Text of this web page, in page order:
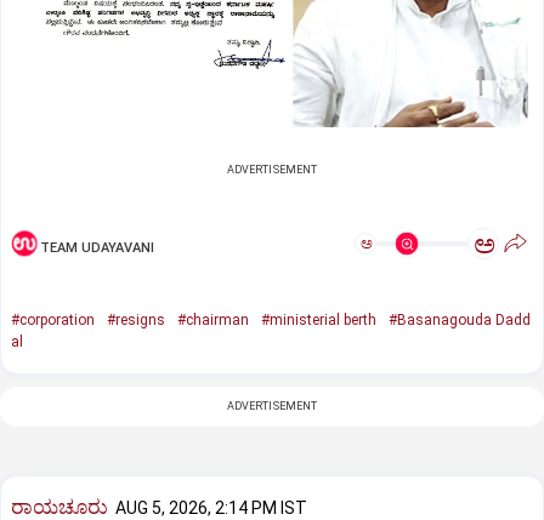
ADVERTISEMENT
TEAM UDAYAVANI ಅ ಅ
#corporation #resigns #chairman #ministerial berth
#Basanagouda Dadd
al
ADVERTISEMENT
ರಾಯಚೂರು AUG 5, 2026, 2:14 PM IST